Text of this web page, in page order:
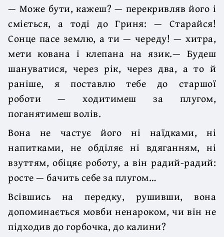
— Може бути, кажеш? — перекривляв його і
сміється, а тоді до Гриня: — Старайся!
Сонце пасе землю, а ти — череду! — хитра,
мети кована і клепана на язик.— Будеш
шануватися, через рік, через два, а то й
раніше, я поставлю тебе до старшої
роботи — ходитимеш за плугом,
поганятимеш волів.
Вона не частує його ні наїдками, ні
напитками, не обділяє ні вдяганням, ні
взуттям, обіцяє роботу, а він радий-радий:
росте — бачить себе за плугом…
Всівшись на передку, рушивши, вона
допоминається мовби ненароком, чи він не
підходив до горбочка, до калини?